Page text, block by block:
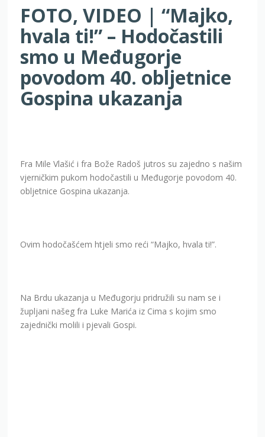
FOTO, VIDEO | “Majko,
hvala ti!” – Hodočastili
smo u Međugorje
povodom 40. obljetnice
Gospina ukazanja
Fra Mile Vlašić i fra Bože Radoš jutros su zajedno s našim
vjerničkim pukom hodočastili u Međugorje povodom 40.
obljetnice Gospina ukazanja.
Ovim hodočašćem htjeli smo reći “Majko, hvala ti!”.
Na Brdu ukazanja u Međugorju pridružili su nam se i
župljani našeg fra Luke Marića iz Cima s kojim smo
zajednički molili i pjevali Gospi.